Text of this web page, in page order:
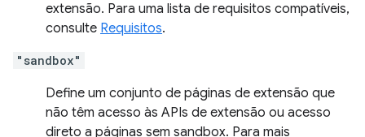
extensão. Para uma lista de requisitos compatíveis,
consulte Requisitos.
"sandbox"
Define um conjunto de páginas de extensão que
não têm acesso às APIs de extensão ou acesso
direto a páginas sem sandbox. Para mais